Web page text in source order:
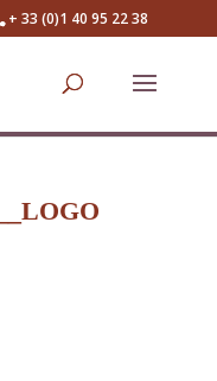
+ 33 (0)1 40 95 22 38